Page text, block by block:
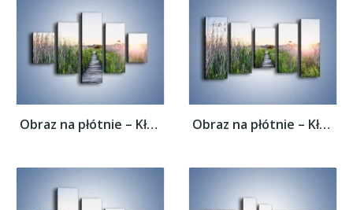
Obraz na płótnie – Kładka wśród mokradeł –... Obraz na płótnie – Kładka wśród mokradeł –...